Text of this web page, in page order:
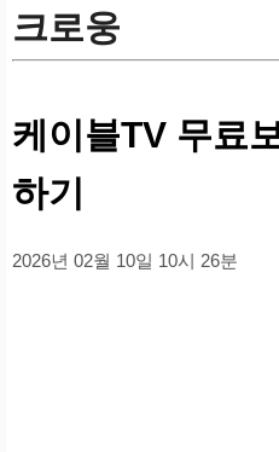
크로웅
케이블TV 무료
하기
2026년 02월 10일 10시 26분